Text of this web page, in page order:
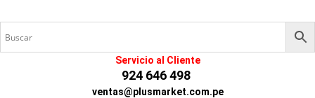
Servicio al Cliente
924 646 498
ventas@plusmarket.com.pe